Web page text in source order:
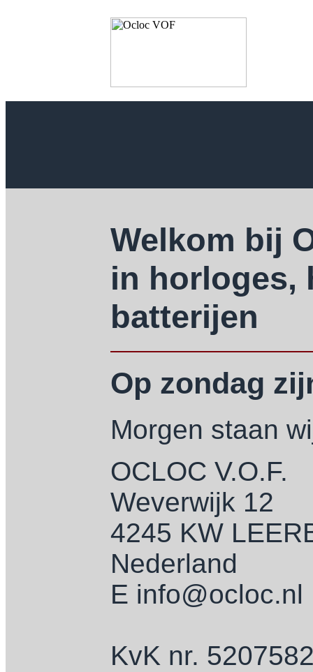
Welkom bij
in horloges,
batterijen
Op zondag
Morgen staan
OCLOC V.O.F.
Weverwijk 12
4245 KW
Nederland
E info@ocloc.nl
KvK nr.